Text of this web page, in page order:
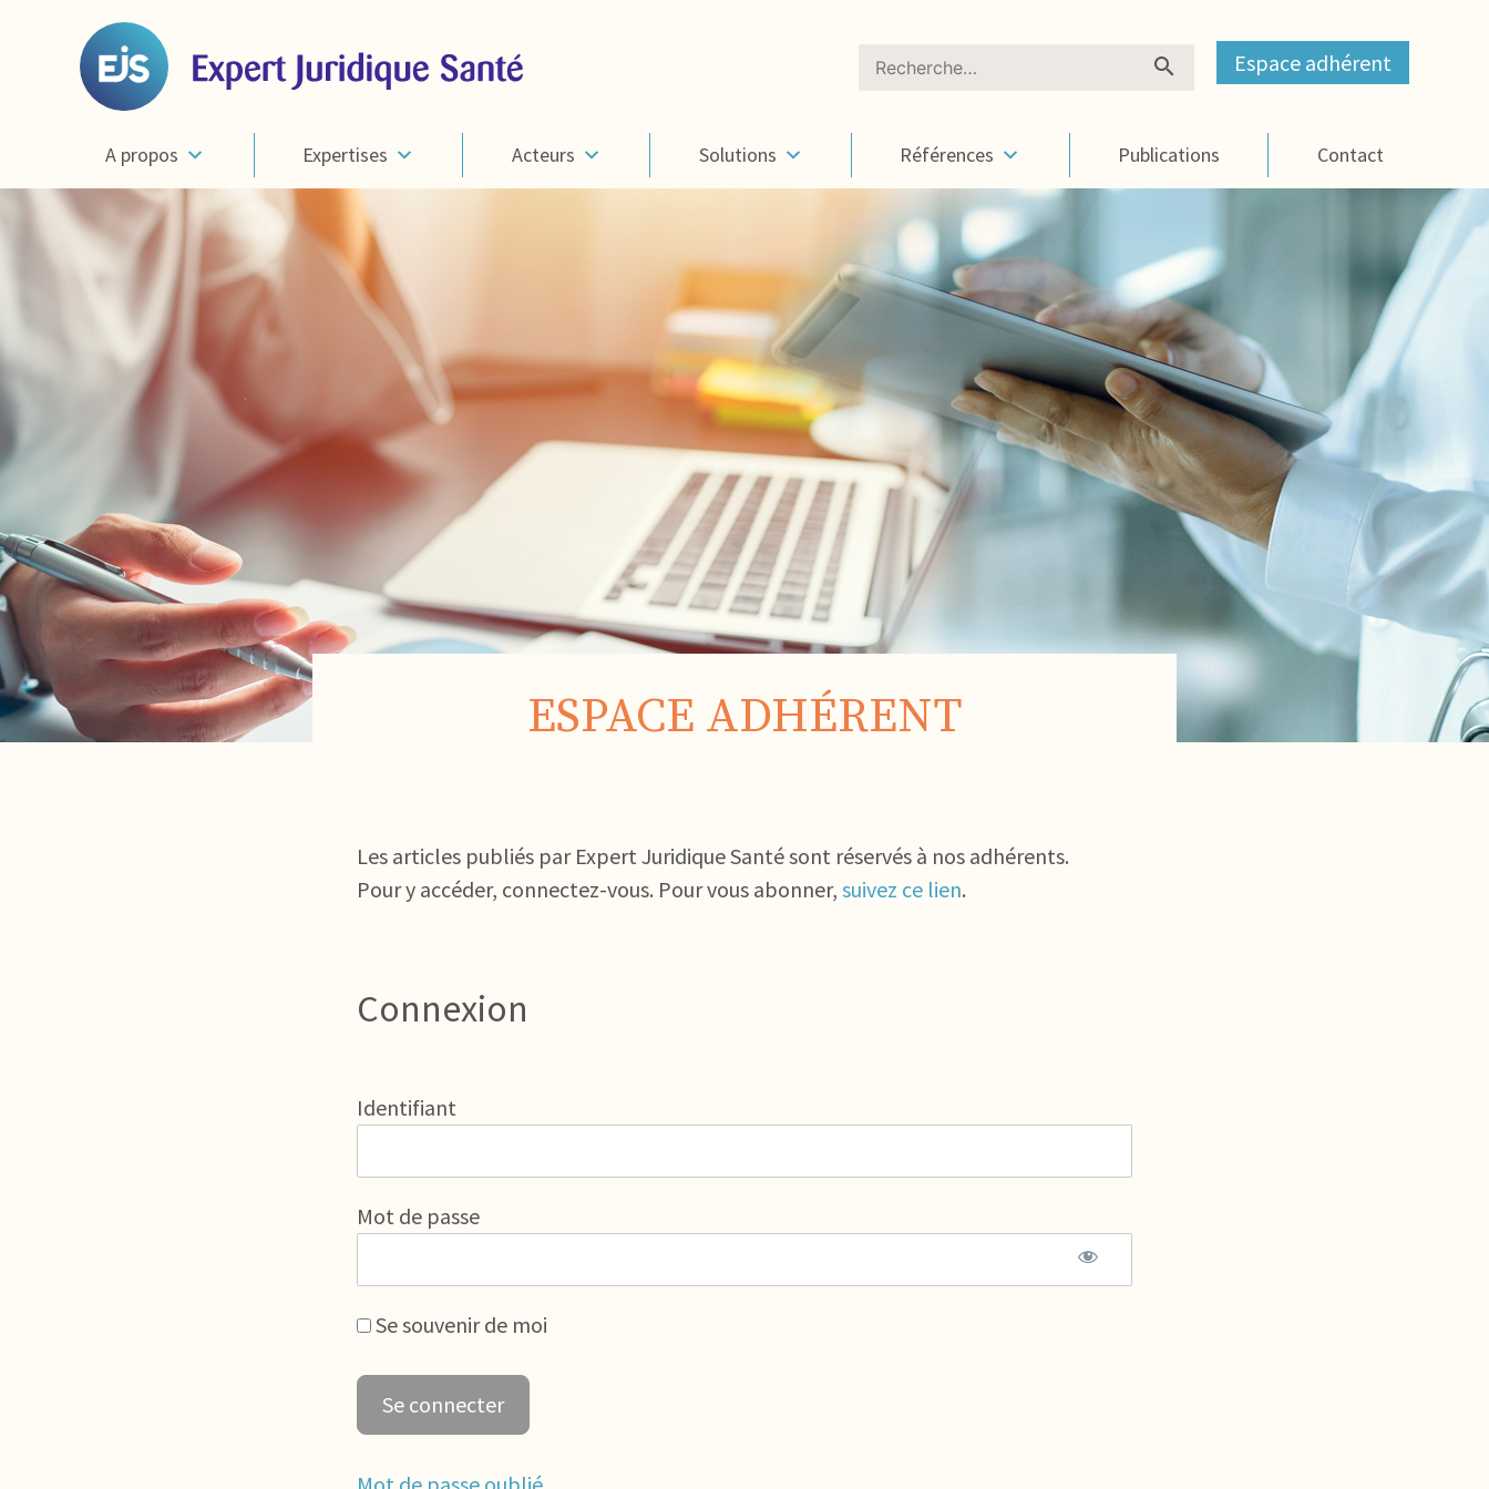
Rechercher : Espace adhérent
A propos Expertises Acteurs Solutions Références Publications Contact
ESPACE ADHÉRENT
Les articles publiés par Expert Juridique Santé sont réservés à nos adhérents.
Pour y accéder, connectez-vous. Pour vous abonner, suivez ce lien.
Connexion
Identifiant
Mot de passe
Se souvenir de moi